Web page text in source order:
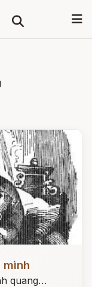
mình
quang…